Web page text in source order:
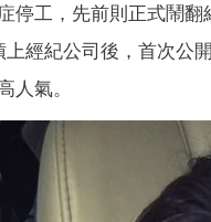
停工，先前則正式鬧翻
上經紀公司後，首次公
人氣。